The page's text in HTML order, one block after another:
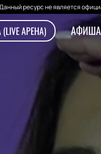
ресурс не является
АРЕНА) АФИША